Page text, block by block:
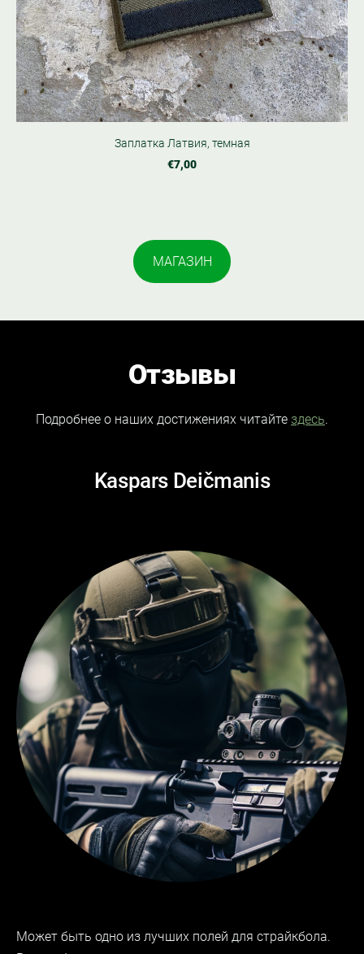
Заплатка Латвия, темная
€7,00
​МАГАЗИН​
Отзывы
Подробнее о наших достижениях читайте здесь.
Kaspars Deičmanis
Может быть одно из лучших полей для страйкбола.